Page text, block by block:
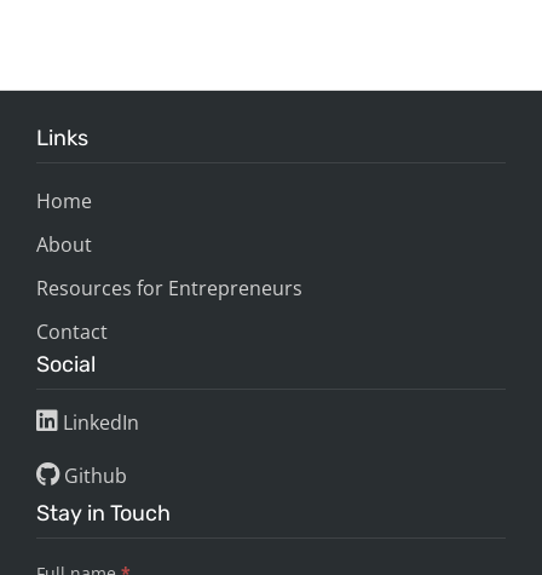
Links
Home
About
Resources for Entrepreneurs
Contact
Social
LinkedIn
Github
Stay in Touch